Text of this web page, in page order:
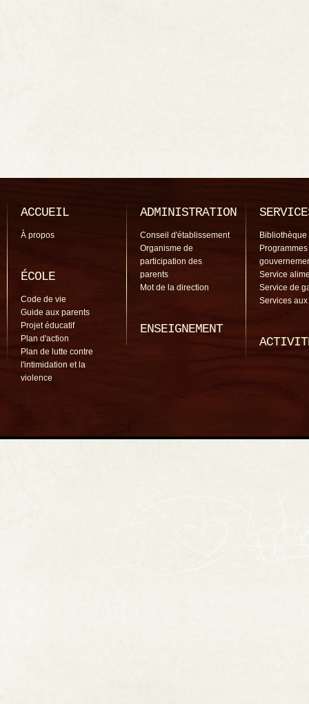
ACCUEIL
À propos
ÉCOLE
Code de vie
Guide aux parents
Projet éducatif
Plan d'action
Plan de lutte contre
l'intimidation et la
violence
ADMINISTRATION
Conseil d'établissement
Organisme de
participation des
parents
Mot de la direction
ENSEIGNEMENT
Bibliothèque
Programmes
Service
Service de
Services